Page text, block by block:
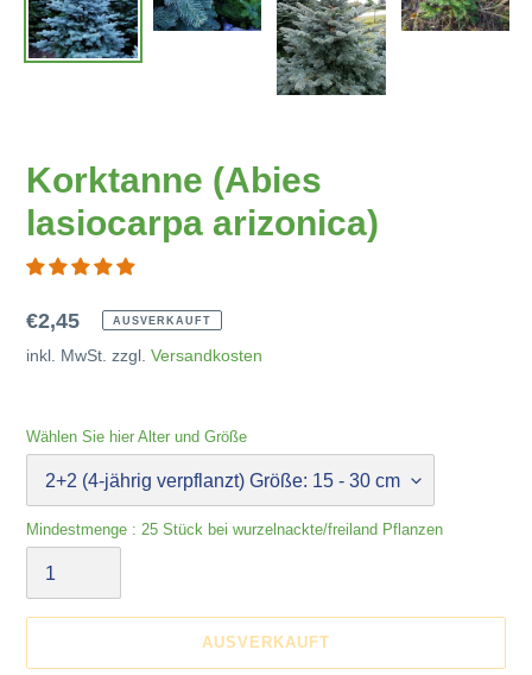
Korktanne (Abies
lasiocarpa arizonica)
Normaler
Preis
€2,45 AUSVERKAUFT
inkl. MwSt. zzgl. Versandkosten
Wählen Sie hier Alter und Größe
Mindestmenge : 25 Stück bei wurzelnackte/freiland Pflanzen
AUSVERKAUFT